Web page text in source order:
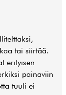
tai siirtää.
erityisen
painaviin
tuuli ei